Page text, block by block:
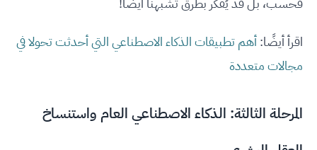
اقرأ أيضًا:أهم تطبيقات الذكاء الاصطناعي التي أحدثت تحولا في
مجالات متعددة
المرحلة الثالثة: الذكاء الاصطناعي العام واستنساخ